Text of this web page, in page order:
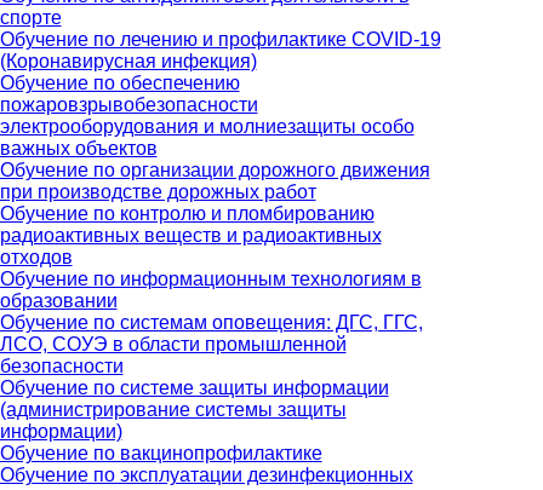
спорте
Обучение по лечению и профилактике COVID-19
(Коронавирусная инфекция)
Обучение по обеспечению
пожаровзрывобезопасности
электрооборудования и молниезащиты особо
важных объектов
Обучение по организации дорожного движения
при производстве дорожных работ
Обучение по контролю и пломбированию
радиоактивных веществ и радиоактивных
отходов
Обучение по информационным технологиям в
образовании
Обучение по системам оповещения: ДГС, ГГС,
ЛСО, СОУЭ в области промышленной
безопасности
Обучение по системе защиты информации
(администрирование системы защиты
информации)
Обучение по вакцинопрофилактике
Обучение по эксплуатации дезинфекционных